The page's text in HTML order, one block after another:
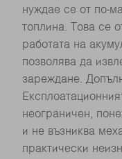
нуждае се от по-
топлина. Това се
работата на
позволява да
зареждане.
неограничен,
и не възниква
практически